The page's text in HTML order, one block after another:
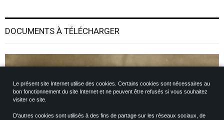
Le présent site Internet utilise des cookies. Certains cookies sont nécessaires au
bon fonctionnement du site Internet et ne peuvent être refusés si vous souhaitez
visiter ce site.
D'autres cookies sont utilisés à des fins de partage sur les réseaux sociaux, de
DOCUMENTS À TÉLÉCHARGER